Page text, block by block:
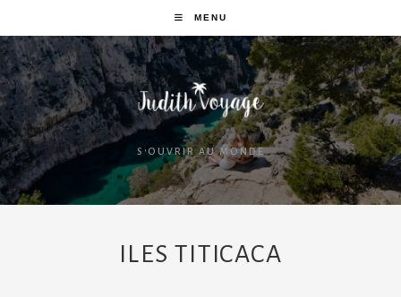
MENU
S'OUVRIR AU MONDE
ILES TITICACA